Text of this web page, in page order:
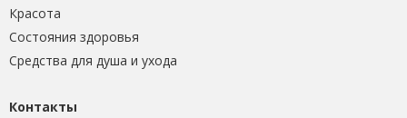
Красота
Состояния здоровья
Средства для душа и ухода
Контакты